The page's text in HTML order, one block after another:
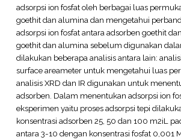
adsorpsi ion fosfat oleh berbagai luas
goethit dan alumina dan mengetahui
adsorpsi ion fosfat antara adsorben goethit
goethit dan alumina sebelum digunakan
dilakukan beberapa analisis antara lain:
surface areameter untuk mengetahui luas
analisis XRD dan IR digunakan untuk
adsorben. Dalam menentukan adsorpsi ion
eksperimen yaitu proses adsorpsi tepi
konsentrasi adsorben 25, 50 dan 100 m2iL
antara 3-10 dengan konsentrasi fosfat 0,001